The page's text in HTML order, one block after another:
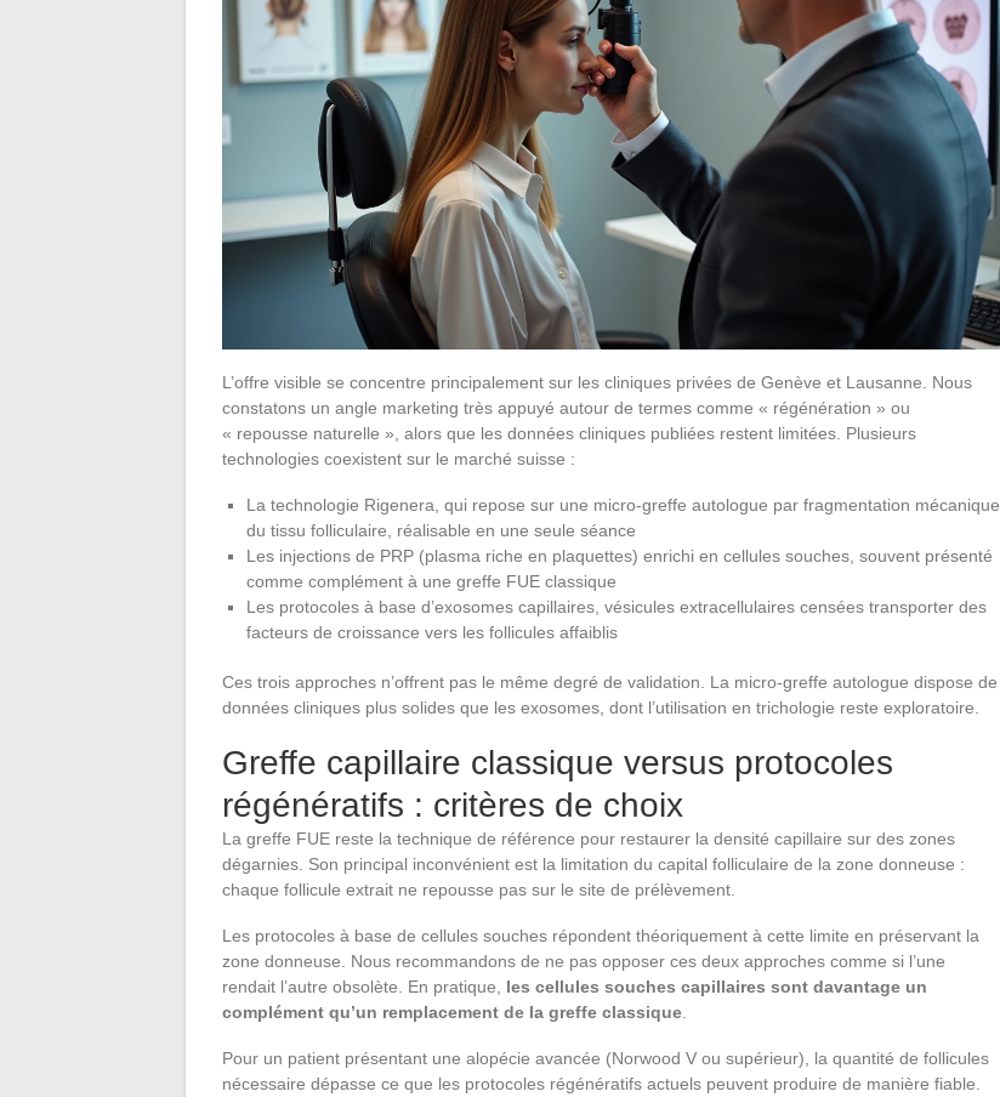
L’offre visible se concentre principalement sur les cliniques privées de Genève et Lausanne. Nous
constatons un angle marketing très appuyé autour de termes comme « régénération » ou
« repousse naturelle », alors que les données cliniques publiées restent limitées. Plusieurs
technologies coexistent sur le marché suisse :
La technologie Rigenera, qui repose sur une micro-greffe autologue par fragmentation mécanique
du tissu folliculaire, réalisable en une seule séance
Les injections de PRP (plasma riche en plaquettes) enrichi en cellules souches, souvent présenté
comme complément à une greffe FUE classique
Les protocoles à base d’exosomes capillaires, vésicules extracellulaires censées transporter des
facteurs de croissance vers les follicules affaiblis
Ces trois approches n’offrent pas le même degré de validation. La micro-greffe autologue dispose de
données cliniques plus solides que les exosomes, dont l’utilisation en trichologie reste exploratoire.
Greffe capillaire classique versus protocoles
régénératifs : critères de choix
La greffe FUE reste la technique de référence pour restaurer la densité capillaire sur des zones
dégarnies. Son principal inconvénient est la limitation du capital folliculaire de la zone donneuse :
chaque follicule extrait ne repousse pas sur le site de prélèvement.
Les protocoles à base de cellules souches répondent théoriquement à cette limite en préservant la
zone donneuse. Nous recommandons de ne pas opposer ces deux approches comme si l’une
rendait l’autre obsolète. En pratique, les cellules souches capillaires sont davantage un
complément qu’un remplacement de la greffe classique
Pour un patient présentant une alopécie avancée (Norwood V ou supérieur), la quantité de follicules
nécessaire dépasse ce que les protocoles régénératifs actuels peuvent produire de manière fiable.